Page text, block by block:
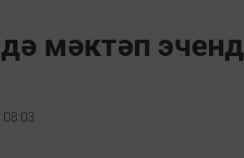
мәктәп